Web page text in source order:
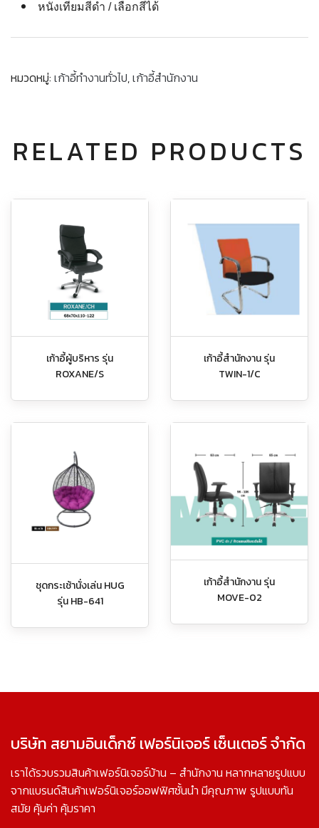
หนังเทียมสีดำ / เลือกสีได้
หมวดหมู่: เก้าอี้ทำงานทั่วไป,เก้าอี้สำนักงาน
RELATED PRODUCTS
เก้าอี้ผู้บริหาร รุ่น
ROXANE/S
เก้าอี้สำนักงาน รุ่น
TWIN-1/C
ชุดกระเช้านั่งเล่น HUG
รุ่น HB-641
เก้าอี้สำนักงาน รุ่น
MOVE-02
บริษัท สยามอินเด็กซ์ เฟอร์นิเจอร์ เซ็นเตอร์ จำกัด
เราได้รวบรวมสินค้าเฟอร์นิเจอร์บ้าน – สำนักงาน หลากหลายรูปแบบ
จากแบรนด์สินค้าเฟอร์นิเจอร์ออฟฟิศชั้นนำ มีคุณภาพ รูปแบบทัน
สมัย คุ้มค่า คุ้มราคา